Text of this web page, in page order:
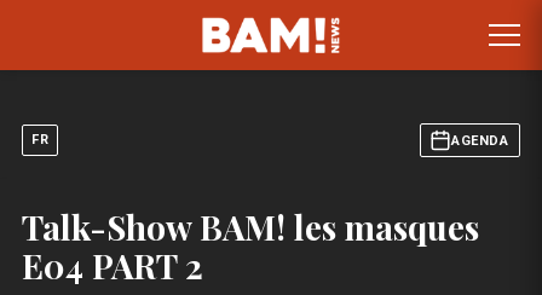
FR AGENDA
Talk-Show BAM! les masques
E04 PART 2